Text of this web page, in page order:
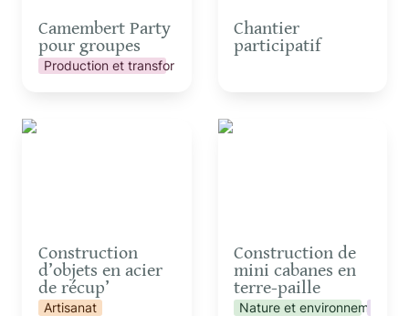
Camembert Party
pour groupes
Production et transformation
Chantier
participatif
Construction d’objets en
Construction
d’objets en acier
de récup’
Artisanat
Construction de mini
Construction de
mini cabanes en
terre-paille
Nature et environnement